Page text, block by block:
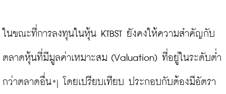
ในขณะที่การลงทุนในหุ้น KTBST ยังคงให้ความสำคัญกับ
ตลาดหุ้นที่มีมูลค่าเหมาะสม (Valuation) ที่อยู่ในระดับต่ำ
กว่าตลาดอื่นๆ โดยเปรียบเทียบ ประกอบกับต้องมีอัตรา